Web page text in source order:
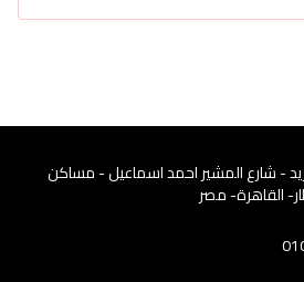
- شارع المشير احمد اسماعيل - مساكن
القاهرة- مصر